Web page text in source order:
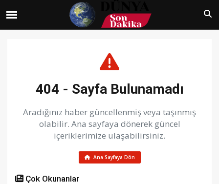
404 - Sayfa Bulunamadı
Aradığınız haber güncellenmiş veya taşınmış
olabilir. Ana sayfaya dönerek güncel
içeriklerimize ulaşabilirsiniz.
Ana Sayfaya Dön
Çok Okunanlar